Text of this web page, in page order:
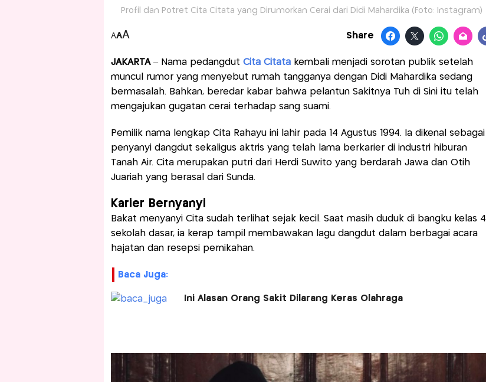
Profil dan Potret Cita Citata yang Dirumorkan Cerai dari Didi Mahardika (Foto: Instagram)
AAA Share
JAKARTA– Nama pedangdut Cita Citatakembali menjadi sorotan publik setelah
muncul rumor yang menyebut rumah tangganya dengan Didi Mahardika sedang
bermasalah. Bahkan, beredar kabar bahwa pelantun Sakitnya Tuh di Sini itu telah
mengajukan gugatan cerai terhadap sang suami.
Pemilik nama lengkap Cita Rahayu ini lahir pada 14 Agustus 1994. Ia dikenal sebagai
penyanyi dangdut sekaligus aktris yang telah lama berkarier di industri hiburan
Tanah Air. Cita merupakan putri dari Herdi Suwito yang berdarah Jawa dan Otih
Juariah yang berasal dari Sunda.
Karier Bernyanyi
Bakat menyanyi Cita sudah terlihat sejak kecil. Saat masih duduk di bangku kelas 4
sekolah dasar, ia kerap tampil membawakan lagu dangdut dalam berbagai acara
hajatan dan resepsi pernikahan.
Baca Juga:
Ini Alasan Orang Sakit Dilarang Keras Olahraga